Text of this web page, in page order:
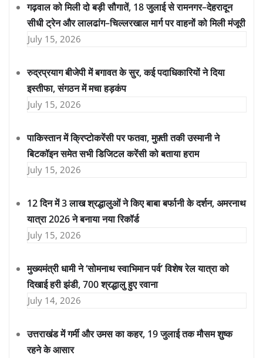
गढ़वाल को मिली दो बड़ी सौगातें, 18 जुलाई से रामनगर–देहरादून
सीधी ट्रेन और लालढांग–चिल्लरखाल मार्ग पर वाहनों को मिली मंजूरी
July 15, 2026
रुद्रप्रयाग बीजेपी में बगावत के सुर, कई पदाधिकारियों ने दिया
इस्तीफा, संगठन में मचा हड़कंप
July 15, 2026
पाकिस्तान में क्रिप्टोकरेंसी पर फतवा, मुफ़्ती तकी उस्मानी ने
बिटकॉइन समेत सभी डिजिटल करेंसी को बताया हराम
July 15, 2026
12 दिन में 3 लाख श्रद्धालुओं ने किए बाबा बर्फानी के दर्शन, अमरनाथ
यात्रा 2026 ने बनाया नया रिकॉर्ड
July 15, 2026
मुख्यमंत्री धामी ने ‘सोमनाथ स्वाभिमान पर्व’ विशेष रेल यात्रा को
दिखाई हरी झंडी, 700 श्रद्धालु हुए रवाना
July 14, 2026
उत्तराखंड में गर्मी और उमस का कहर, 19 जुलाई तक मौसम शुष्क
रहने के आसार